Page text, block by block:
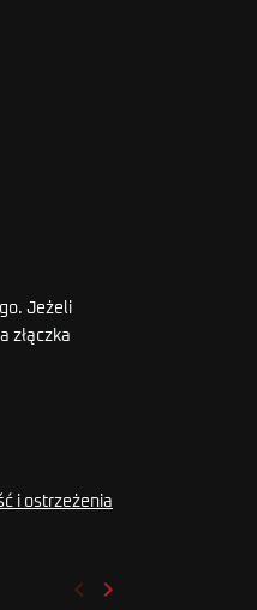
Jeżeli
złączka
i ostrzeżenia
Poprzedni
keyboard_arrow_left Następny
keyboard_arrow_right